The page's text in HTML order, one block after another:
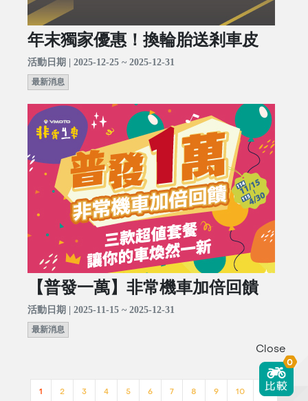
年末獨家優惠！換輪胎送剎車皮
活動日期 | 2025-12-25 ~ 2025-12-31
最新消息
【普發一萬】非常機車加倍回饋
活動日期 | 2025-11-15 ~ 2025-12-31
最新消息
1 2 3 4 5 6 7 8 9 10 >>
Close
0